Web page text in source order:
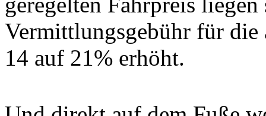
Vermittlungsgebühr für die
14 auf 21% erhöht.